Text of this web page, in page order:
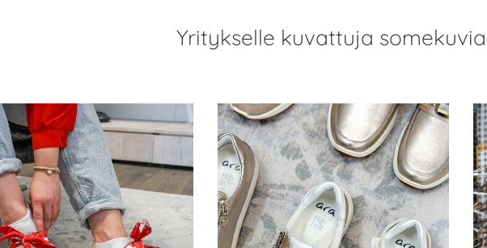
Yritykselle kuvattuja